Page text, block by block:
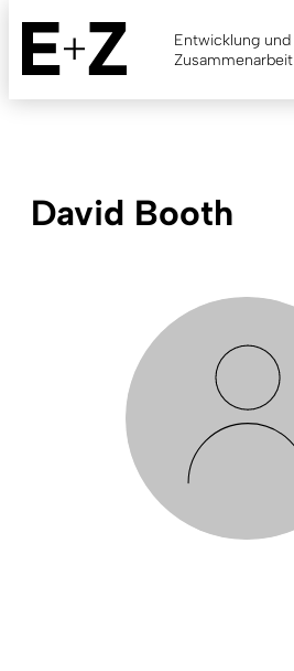
Skip
main
content
Entwicklung und
Zusammenarbeit
David Booth